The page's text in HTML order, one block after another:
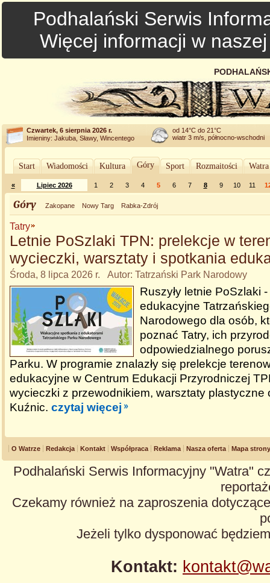
Podhalański Serwis
Więcej informacji w
Czwartek, 6 sierpnia 2026 r.
Imieniny: Jakuba, Sławy, Wincentego
od 14°C do 21°C
wiatr 3 m/s, północno-wschodni
Start Wiadomości Kultura Góry Sport Rozmaitości
« Lipiec 2026 1 2 3 4 5 6 7 8 9 10 11
Góry Zakopane Nowy Targ Rabka-Zdrój
Tatry
Letnie PoSzlaki TPN: prelekcje w
wycieczki, warsztaty i spotkania
Środa, 8 lipca 2026 r. Autor: Tatrzański Park Narodowy
Ruszyły letnie PoSzlaki
edukacyjne
Narodowego dla osób,
poznać Tatry, ich
odpowiedzialnego
Parku. W programie znalazły się prelekcje
edukacyjne w Centrum Edukacji Przyrodniczej
wycieczki z przewodnikiem, warsztaty plastyczne
Kuźnic. czytaj więcej
O Watrze Redakcja Kontakt Współpraca Reklama Nasza oferta Mapa strony
Podhalański Serwis Informacyjny "Watra"
Czekamy również na zaproszenia
Jeżeli tylko dysponować
Kontakt: